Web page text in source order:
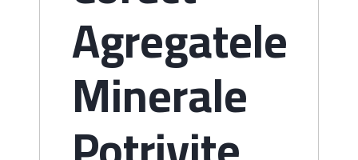
Agregatele
Minerale